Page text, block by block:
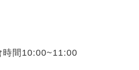
時間10:00~11:00